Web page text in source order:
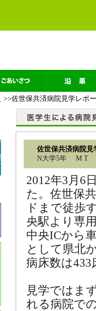
>>佐世保共済病院見学レポ
佐世保共済病院見
N大学5年 M T
2012年3月6
た。佐世保
ドまで徒歩
央駅より専
中央ICから
として県北
病床数は
見学ではま
れる病院で